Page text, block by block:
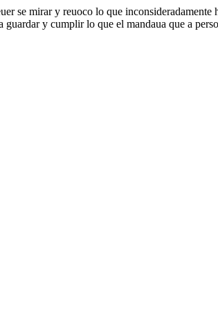
se mirar y reuoco lo que
guardar y cumplir lo que el mandaua que a